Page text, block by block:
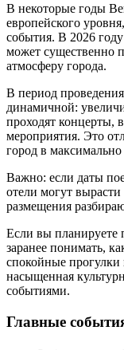
В некоторые годы
европейского
события. В 2026
может существенно
атмосферу города.
В период
динамичной:
проходят концерты,
мероприятия. Это
город в
Важно: если даты
отели могут
размещения
Если вы планируете
заранее понимать,
спокойные прогулки
насыщенная
событиями.
Главные